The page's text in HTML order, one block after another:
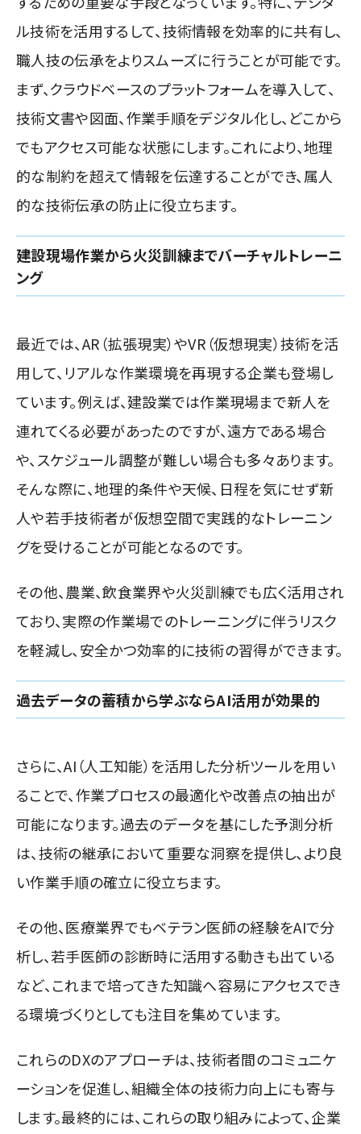
ル技術を活用するして、技術情報を効率的に共有し、
職人技の伝承をよりスムーズに行うことが可能です。
まず、クラウドベースのプラットフォームを導入して、
技術文書や図面、作業手順をデジタル化し、どこから
でもアクセス可能な状態にします。これにより、地理
的な制約を超えて情報を伝達することができ、属人
的な技術伝承の防止に役立ちます。
建設現場作業から火災訓練までバーチャルトレーニ
ング
最近では、AR（拡張現実）やVR（仮想現実）技術を活
用して、リアルな作業環境を再現する企業も登場し
ています。例えば、建設業では作業現場まで新人を
連れてくる必要があったのですが、遠方である場合
や、スケジュール調整が難しい場合も多々あります。
そんな際に、地理的条件や天候、日程を気にせず新
人や若手技術者が仮想空間で実践的なトレーニン
グを受けることが可能となるのです。
その他、農業、飲食業界や火災訓練でも広く活用され
ており、実際の作業場でのトレーニングに伴うリスク
を軽減し、安全かつ効率的に技術の習得ができます。
過去データの蓄積から学ぶならAI活用が効果的
さらに、AI（人工知能）を活用した分析ツールを用い
ることで、作業プロセスの最適化や改善点の抽出が
可能になります。過去のデータを基にした予測分析
は、技術の継承において重要な洞察を提供し、より良
い作業手順の確立に役立ちます。
その他、医療業界でもベテラン医師の経験をAIで分
析し、若手医師の診断時に活用する動きも出ている
など、これまで培ってきた知識へ容易にアクセスでき
る環境づくりとしても注目を集めています。
これらのDXのアプローチは、技術者間のコミュニケ
ーションを促進し、組織全体の技術力向上にも寄与
します。最終的には、これらの取り組みによって、企業